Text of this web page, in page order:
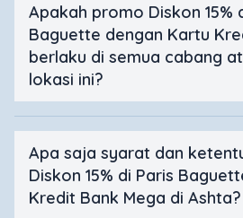
Apakah promo Diskon 15%
Baguette dengan Kartu
berlaku di semua cabang
lokasi ini?
Apa saja syarat dan
Diskon 15% di Paris
Kredit Bank Mega di Ashta?